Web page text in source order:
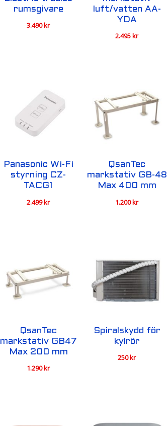
rumsgivare
3.490kr
luft/vatten AA-
YDA
2.495kr
Panasonic Wi-Fi
styrning CZ-
TACG1
2.499kr
QsanTec
markstativ GB-48
Max 400 mm
1.200kr
QsanTec
markstativ GB47
Max 200 mm
1.290kr
Spiralskydd för
kylrör
250kr